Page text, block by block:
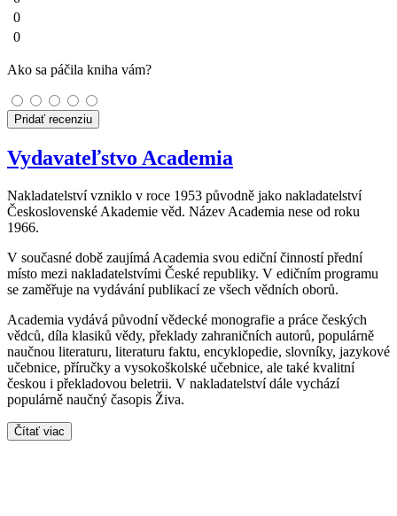
0
0
Ako sa páčila kniha vám?
Pridať recenziu
Vydavateľstvo Academia
Nakladatelství vzniklo v roce 1953 původně jako nakladatelství
Československé Akademie věd. Název Academia nese od roku
1966.
V současné době zaujímá Academia svou ediční činností přední
místo mezi nakladatelstvími České republiky. V edičním programu
se zaměřuje na vydávání publikací ze všech vědních oborů.
Academia vydává původní vědecké monografie a práce českých
vědců, díla klasiků vědy, překlady zahraničních autorů, populárně
naučnou literaturu, literaturu faktu, encyklopedie, slovníky, jazykové
učebnice, příručky a vysokoškolské učebnice, ale také kvalitní
českou i překladovou beletrii. V nakladatelství dále vychází
populárně naučný časopis Živa.
Čítať viac